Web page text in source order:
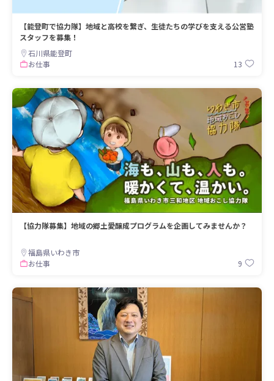
【能登町で協力隊】地域と高校を繋ぎ、生徒たちの学びを支える公営塾
スタッフを募集！
石川県能登町
お仕事
13
【協力隊募集】地域の郷土愛醸成プログラムを企画してみませんか？
福島県いわき市
お仕事
9